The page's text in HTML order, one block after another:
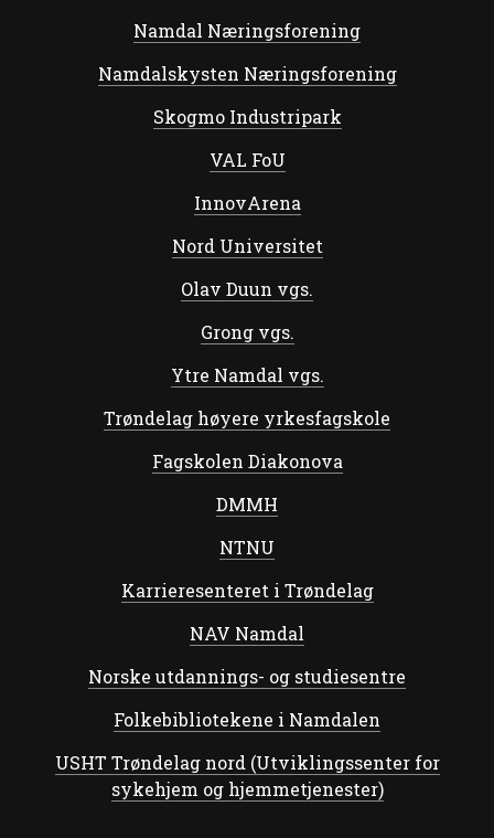
Namdal Næringsforening
Namdalskysten Næringsforening
Skogmo Industripark
VAL FoU
InnovArena
Nord Universitet
Olav Duun vgs.
Grong vgs.
Ytre Namdal vgs.
Trøndelag høyere yrkesfagskole
Fagskolen Diakonova
DMMH
NTNU
Karrieresenteret i Trøndelag
NAV Namdal
Norske utdannings- og studiesentre
Folkebibliotekene i Namdalen
USHT Trøndelag nord (Utviklingssenter for
sykehjem og hjemmetjenester)